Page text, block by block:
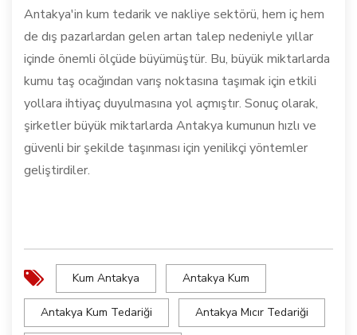
Antakya'in kum tedarik ve nakliye sektörü, hem iç hem
de dış pazarlardan gelen artan talep nedeniyle yıllar
içinde önemli ölçüde büyümüştür. Bu, büyük miktarlarda
kumu taş ocağından varış noktasına taşımak için etkili
yollara ihtiyaç duyulmasına yol açmıştır. Sonuç olarak,
şirketler büyük miktarlarda Antakya kumunun hızlı ve
güvenli bir şekilde taşınması için yenilikçi yöntemler
geliştirdiler.
Kum Antakya Antakya Kum
Antakya Kum Tedariği Antakya Mıcır Tedariği